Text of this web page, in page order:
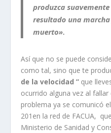
produzca
resultado una
muerto».
Así que no se puede
como tal, sino que te
de la velocidad ” que
ocurrido alguna vez al
problema ya se comunicó
201en la red de FACUA,
Ministerio de Sanidad y